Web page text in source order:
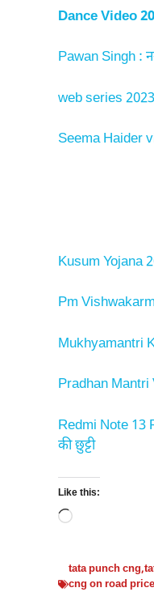
Dance Video
Pawan Singh :
web series
Seema Haider
Kusum Yojana
Pm
Mukhyamantri
Pradhan Mantri
Redmi Note 13
की छुट्टी
Like this:
Loading…
tata punch cng,
cng on road